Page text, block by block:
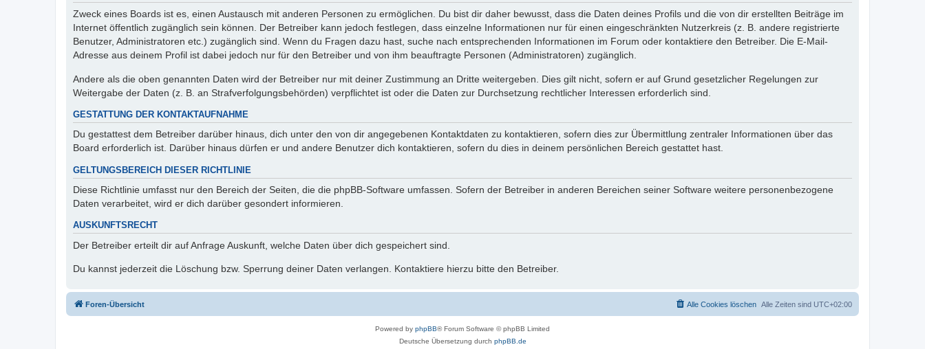
Zweck eines Boards ist es, einen Austausch mit anderen Personen zu ermöglichen. Du bist dir daher bewusst, dass die Daten deines Profils und die von dir erstellten Beiträge im
Internet öffentlich zugänglich sein können. Der Betreiber kann jedoch festlegen, dass einzelne Informationen nur für einen eingeschränkten Nutzerkreis (z. B. andere registrierte
Benutzer, Administratoren etc.) zugänglich sind. Wenn du Fragen dazu hast, suche nach entsprechenden Informationen im Forum oder kontaktiere den Betreiber. Die E-Mail-
Adresse aus deinem Profil ist dabei jedoch nur für den Betreiber und von ihm beauftragte Personen (Administratoren) zugänglich.
Andere als die oben genannten Daten wird der Betreiber nur mit deiner Zustimmung an Dritte weitergeben. Dies gilt nicht, sofern er auf Grund gesetzlicher Regelungen zur
Weitergabe der Daten (z. B. an Strafverfolgungsbehörden) verpflichtet ist oder die Daten zur Durchsetzung rechtlicher Interessen erforderlich sind.
GESTATTUNG DER KONTAKTAUFNAHME
Du gestattest dem Betreiber darüber hinaus, dich unter den von dir angegebenen Kontaktdaten zu kontaktieren, sofern dies zur Übermittlung zentraler Informationen über das
Board erforderlich ist. Darüber hinaus dürfen er und andere Benutzer dich kontaktieren, sofern du dies in deinem persönlichen Bereich gestattet hast.
GELTUNGSBEREICH DIESER RICHTLINIE
Diese Richtlinie umfasst nur den Bereich der Seiten, die die phpBB-Software umfassen. Sofern der Betreiber in anderen Bereichen seiner Software weitere personenbezogene
Daten verarbeitet, wird er dich darüber gesondert informieren.
AUSKUNFTSRECHT
Der Betreiber erteilt dir auf Anfrage Auskunft, welche Daten über dich gespeichert sind.
Du kannst jederzeit die Löschung bzw. Sperrung deiner Daten verlangen. Kontaktiere hierzu bitte den Betreiber.
Foren-Übersicht Alle Zeiten sind UTC+02:00
Alle Cookies löschen
Powered by phpBB® Forum Software © phpBB Limited
Deutsche Übersetzung durch phpBB.de